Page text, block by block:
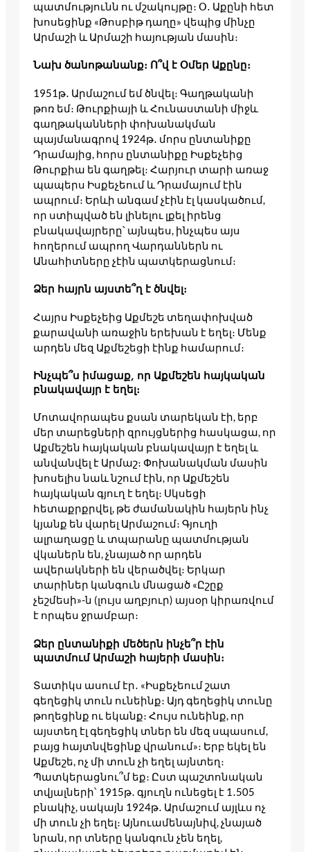
պատմությունն ու մշակույթը։ Օ․ Աքընի հետ
խոսեցինք «Թոսբիթ դաղը» վեպից մինչը
Արմաշի և Արմաշի հայության մասին։
Նախ ծանոթանանք։ Ո՞վ է Օմեր Աքընը։
1951թ․ Արմաշում եմ ծնվել։ Գաղթականի
թոռ եմ։ Թուրքիայի և Հունաստանի միջև
գաղթականների փոխանակման
պայմանագրով 1924թ․ մորս ընտանիքը
Դրամայից, հորս ընտանիքը Իսքեչեից
Թուրքիա են գաղթել։ Հարյուր տարի առաջ
պապերս Իսքեչեում և Դրամայում էին
ապրում։ Երևի անգամ չէին էլ կասկածում,
որ ստիպված են լինելու լքել իրենց
բնակավայրերը՝ այնպես, ինչպես այս
հողերում ապրող Վարդաններն ու
Անահիտները չէին պատկերացնում։
Ձեր հայրն այստե՞ղ է ծնվել։
Հայրս Իսքեչեից Աքմեշե տեղափոխված
քարավանի առաջին երեխան է եղել։ Մենք
արդեն մեզ Աքմեշեցի էինք համարում։
Ինչպե՞ս իմացաք, որ Աքմեշեն հայկական
բնակավայր է եղել։
Մոտավորապես քսան տարեկան էի, երբ
մեր տարեցների զրույցներից հասկացա, որ
Աքմեշեն հայկական բնակավայր է եղել և
անվանվել է Արմաշ։ Փոխանակման մասին
խոսելիս նաև նշում էին, որ Աքմեշեն
հայկական գյուղ է եղել։ Սկսեցի
հետաքրքրվել, թե ժամանակին հայերն ինչ
կյանք են վարել Արմաշում։ Գյուղի
ալրաղացը և տպարանը պատմության
վկաներն են, չնայած որ արդեն
ավերակների են վերածվել։ Երկար
տարիներ կանգուն մնացած «Ըշըք
չեշմեսի»-ն (լույս աղբյուր) այսօր կիրառվում
է որպես ջրամբար։
Ձեր ընտանիքի մեծերն ինչե՞ր էին
պատմում Արմաշի հայերի մասին։
Տատիկս ասում էր․ «Իսքեչեում շատ
գեղեցիկ տուն ունեինք։ Այդ գեղեցիկ տունը
թողեցինք ու եկանք։ Հույս ունեինք, որ
այստեղ էլ գեղեցիկ տներ են մեզ սպասում,
բայց հայտնվեցինք վրանում»։ Երբ եկել են
Աքմեշե, ոչ մի տուն չի եղել այնտեղ։
Պատկերացնու՞մ եք։ Ըստ պաշտոնական
տվյալների՝ 1915թ․ գյուղն ունեցել է 1․505
բնակիչ, սակայն 1924թ․ Արմաշում այլևս ոչ
մի տուն չի եղել։ Այնուամենայնիվ, չնայած
նրան, որ տները կանգուն չեն եղել,